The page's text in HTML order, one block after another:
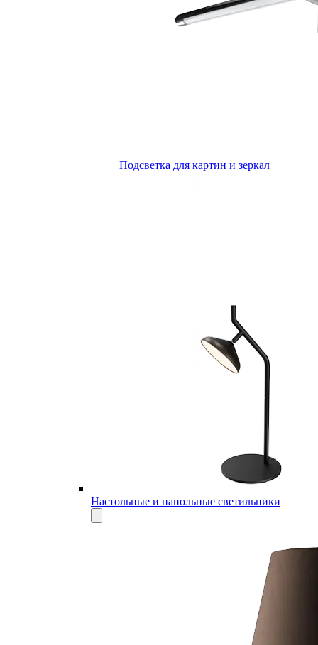
Подсветка для картин и зеркал
Настольные и напольные светильники